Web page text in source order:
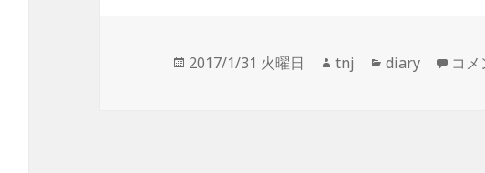
投
2017/1/31 火曜日
作
tnj
カ
diary コ